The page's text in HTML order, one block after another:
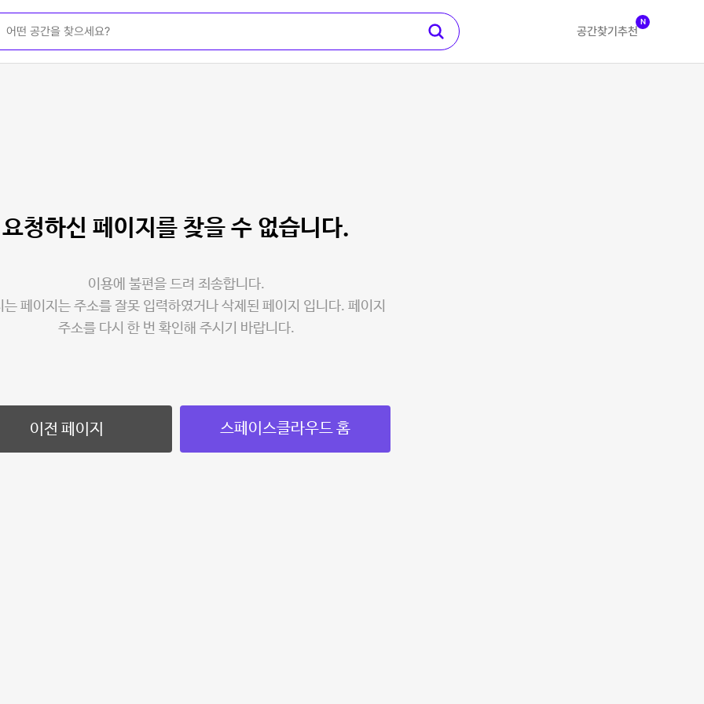
공간찾기 추천
N
요청하신 페이지를 찾을 수 없습니다.
이용에 불편을 드려 죄송합니다.
는 페이지는 주소를 잘못 입력하였거나 삭제된 페이지 입니다. 페이지
주소를 다시 한 번 확인해 주시기 바랍니다.
이전 페이지 스페이스클라우드 홈